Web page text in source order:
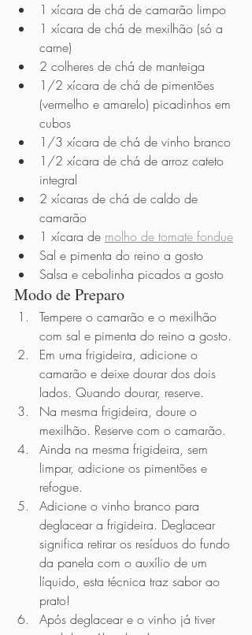
1 xícara de chá de camarão limpo
1 xícara de chá de mexilhão (só a
carne)
2 colheres de chá de manteiga
1/2 xícara de chá de pimentões
(vermelho e amarelo) picadinhos em
cubos
1/3 xícara de chá de vinho branco
1/2 xícara de chá de arroz cateto
integral
2 xícaras de chá de caldo de
camarão
1 xícara de molho de tomate fondue
Sal e pimenta do reino a gosto
Salsa e cebolinha picados a gosto
Modo de Preparo
Tempere o camarão e o mexilhão
com sal e pimenta do reino a gosto.
Em uma frigideira, adicione o
camarão e deixe dourar dos dois
lados. Quando dourar, reserve.
Na mesma frigideira, doure o
mexilhão. Reserve com o camarão.
Ainda na mesma frigideira, sem
limpar, adicione os pimentões e
refogue.
Adicione o vinho branco para
deglacear a frigideira. Deglacear
significa retirar os resíduos do fundo
da panela com o auxílio de um
líquido, esta técnica traz sabor ao
prato!
Após deglacear e o vinho já tiver